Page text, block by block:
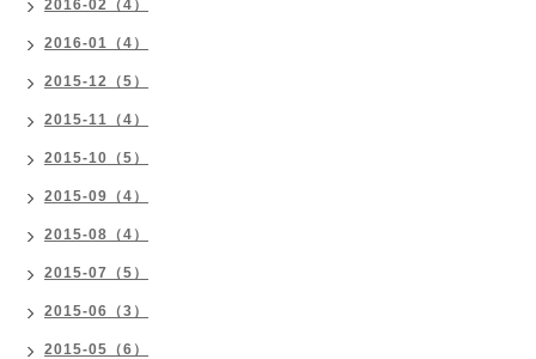
2016-02（4）
2016-01（4）
2015-12（5）
2015-11（4）
2015-10（5）
2015-09（4）
2015-08（4）
2015-07（5）
2015-06（3）
2015-05（6）